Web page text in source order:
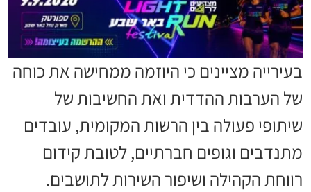
בעירייה מציינים כי היוזמה ממחישה את כוחה
של הערבות ההדדית ואת החשיבות של
שיתופי פעולה בין הרשות המקומית, עובדים
מתנדבים וגופים חברתיים, לטובת קידום
רווחת הקהילה ושיפור השירות לתושבים.